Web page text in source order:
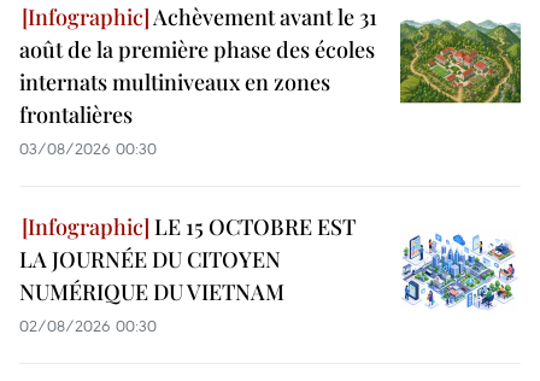
Achèvement avant le 31
août de la première phase des écoles
internats multiniveaux en zones
frontalières
03/08/2026 00:30
LE 15 OCTOBRE EST
LA JOURNÉE DU CITOYEN
NUMÉRIQUE DU VIETNAM
02/08/2026 00:30